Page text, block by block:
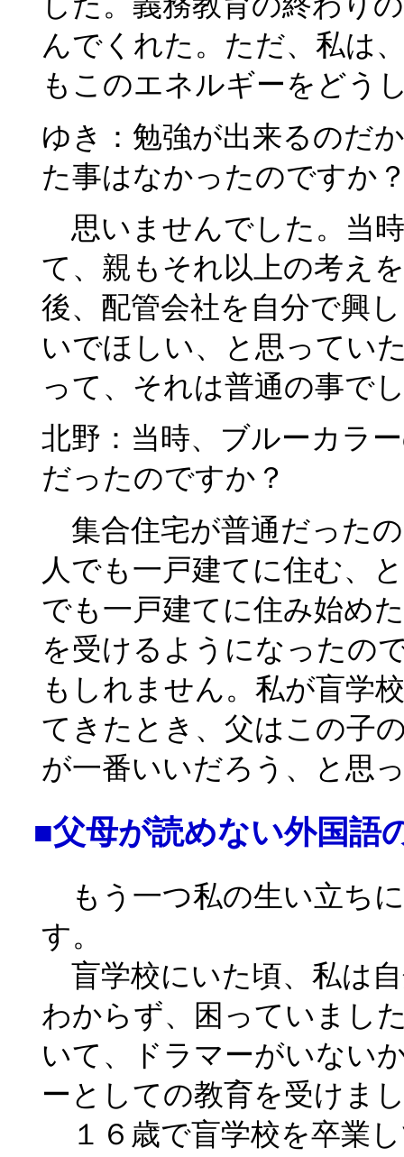
んでくれた。ただ、私は
もこのエネルギーをどう
ゆき：勉強が出来るのだ
た事はなかったのですか
思いませんでした。当
て、親もそれ以上の考え
後、配管会社を自分で興
いでほしい、と思ってい
って、それは普通の事で
北野：当時、ブルーカラ
だったのですか？
集合住宅が普通だった
人でも一戸建てに住む、
でも一戸建てに住み始め
を受けるようになったの
もしれません。私が盲学
てきたとき、父はこの子
が一番いいだろう、と思
■父母が読めない外国語
もう一つ私の生い立ち
す。
盲学校にいた頃、私は
わからず、困っていまし
いて、ドラマーがいない
ーとしての教育を受けま
１６歳で盲学校を卒業